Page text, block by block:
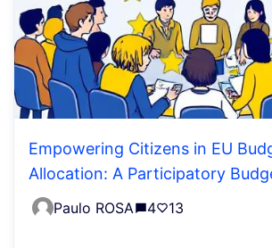
Empowering Citizens in EU
Allocation: A Participatory
Paulo ROSA 4 13